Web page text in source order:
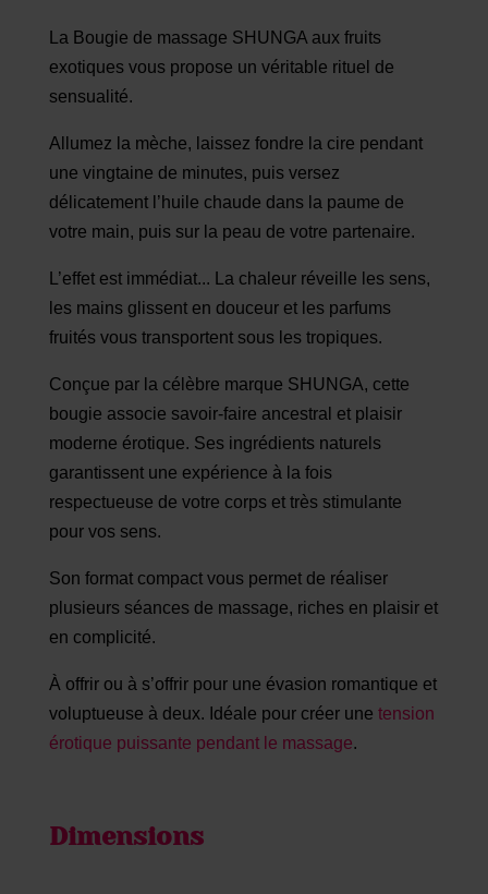
La Bougie de massage SHUNGA aux fruits
exotiques vous propose un véritable rituel de
sensualité.
Allumez la mèche, laissez fondre la cire pendant
une vingtaine de minutes, puis versez
délicatement l’huile chaude dans la paume de
votre main, puis sur la peau de votre partenaire.
L’effet est immédiat... La chaleur réveille les sens,
les mains glissent en douceur et les parfums
fruités vous transportent sous les tropiques.
Conçue par la célèbre marque SHUNGA, cette
bougie associe savoir-faire ancestral et plaisir
moderne érotique. Ses ingrédients naturels
garantissent une expérience à la fois
respectueuse de votre corps et très stimulante
pour vos sens.
Son format compact vous permet de réaliser
plusieurs séances de massage, riches en plaisir et
en complicité.
À offrir ou à s’offrir pour une évasion romantique et
voluptueuse à deux. Idéale pour créer une tension
érotique puissante pendant le massage.
Dimensions